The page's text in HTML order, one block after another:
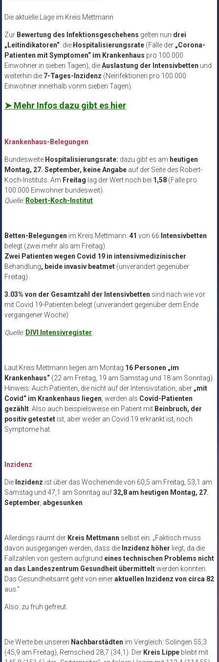
Die aktuelle Lage im Kreis Mettmann
ZurBewertung des Infektionsgeschehens gelten nun drei
„Leitindikatoren“: die Hospitalisierungsrate (Fälle der „Corona-
Patienten mit Symptomen“ im Krankenhaus pro 100.000
Einwohner in sieben Tagen), dieAuslastung der Intensivbetten und
weiterhin die 7-Tages-Inzidenz (Neinfektionen pro 100.000
Einwohner innerhalb vonm sieben Tagen).
➤ Mehr Infos dazu gibt es hier
Krankenhaus-Belegungen
Bundesweite Hospitalisierungsrate: dazu gibt es am heutigen
Montag, 27. September, keine Angabe auf der Seite des Robert-
Koch-Instituts. Am Freitag lag der Wert noch bei 1,58 (Fälle pro
100.000 Einwohner bundesweit).
Quelle:Robert-Koch-Institut
Betten-Belegungen im Kreis Mettmann: 41 von 66 Intensivbetten
belegt (zwei mehr als am Freitag).
Zwei Patienten wegen Covid 19 in intensivmedizinischer
Behandlung, beide invasiv beatmet (unverändert gegenüber
Freitag).
3.03% von der Gesamtzahl der Intensivbetten sind nach wie vor
mit Covid 19-Patienten belegt (unverändert gegenüber dem Ende
vergangener Woche)
Quelle: DIVI Intensivregister
Laut Kreis Mettmann liegen am Montag 16 Personen „im
Krankenhaus“ (22 am Freitag, 19 am Samstag und 18 am Sonntag).
Hinweis: Auch Patienten, die nicht auf der Intensivstation, aber „mit
Covid“ im Krankenhaus liegen , werden als Covid-Patienten
gezählt. Also auch beispielsweise ein Patient mit Beinbruch, der
positiv getestetist, aber weder an Covid 19 erkrankt ist, noch
Symptome hat.
Inzidenz
Die Inzidenz ist über das Wochenende von 60,5 am Freitag, 53,1 am
Samstag und 47,1 am Sonntag auf32,8 am heutigen Montag, 27.
September abgesunken
Allerdings räumt der Kreis Mettmann selbst ein: „Faktisch muss
davon ausgegangen werden, dass die Inzidenz höher liegt, da die
Fallzahlen von gestern aufgrund eines technischen Problems nicht
an das Landeszentrum Gesundheit übermitteltwerden konnten.
Das Gesundheitsamt geht von eineraktuellen Inzidenz von circa 82
aus.“
Also: zu früh gefreut.
Die Werte bei unseren Nachbarstädten im Vergleich: Solingen 55,3
(45,9 am Freitag), Remscheid 28,7 (34,1). Der Kreis Lippebleibt mit